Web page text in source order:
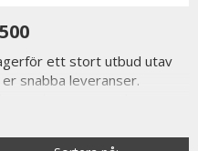
ett stort utbud utav
snabba leveranser.
intresse för bilstyling &
vi erbjuder håller